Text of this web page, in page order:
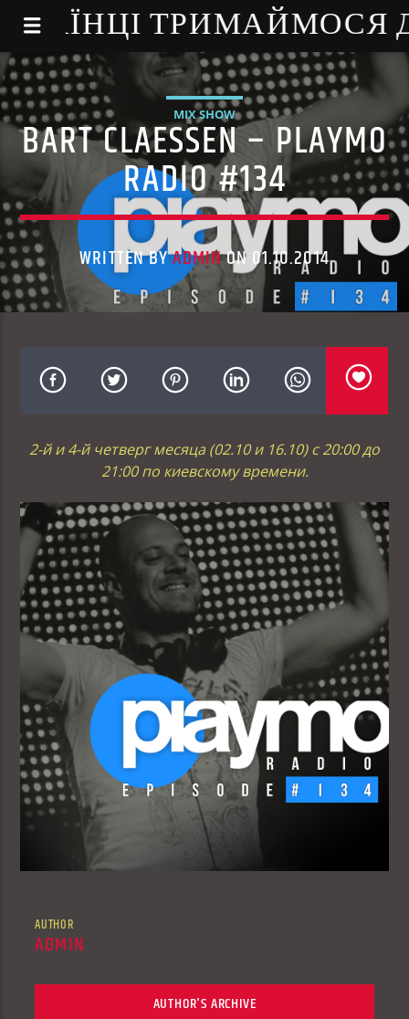
- УКРАЇНЦІ
MIX SHOW
BART CLAESSEN – PLAYMO
RADIO #134
WRITTEN BYADMINON 01.10.2014
2-й и 4-й четверг месяца (02.10 и 16.10) с 20:00 до
21:00 по киевскому времени.
AUTHOR
ADMIN
AUTHOR'S ARCHIVE